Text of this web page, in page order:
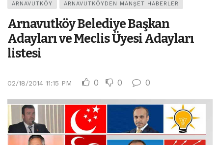
ARNAVUTKÖY ARNAVUTKÖYDEN MANŞET HABERLER
Arnavutköy Belediye Başkan
Adayları ve Meclis Üyesi Adayları
listesi
02/18/2014 11:15 PM 0 0 0